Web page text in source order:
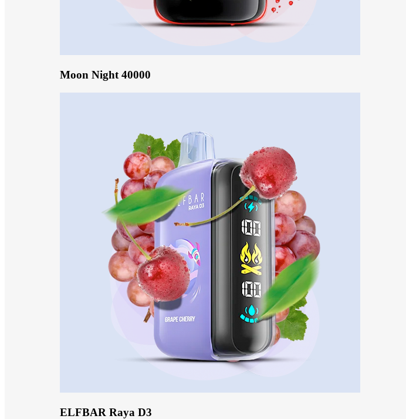
Moon Night 40000
ELFBAR Raya D3